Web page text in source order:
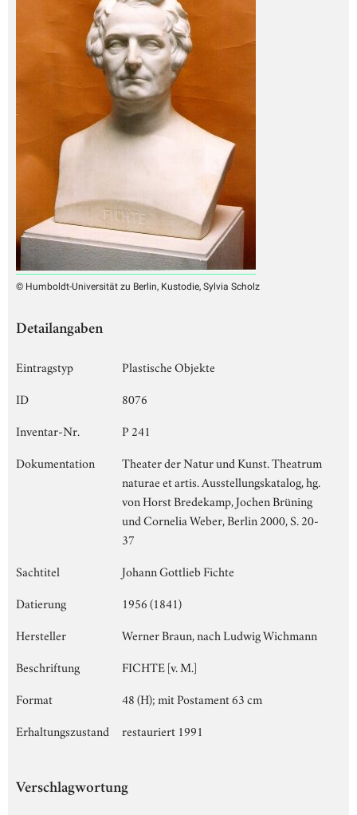
© Humboldt-Universität zu Berlin, Kustodie, Sylvia Scholz
Detailangaben
Eintragstyp
Plastische Objekte
ID
8076
Inventar-Nr.
P 241
Dokumentation
Theater der Natur und Kunst. Theatrum
naturae et artis. Ausstellungskatalog, hg.
von Horst Bredekamp, Jochen Brüning
und Cornelia Weber, Berlin 2000, S. 20-
37
Sachtitel
Johann Gottlieb Fichte
Datierung
1956 (1841)
Hersteller
Werner Braun, nach Ludwig Wichmann
Beschriftung
FICHTE [v. M.]
Format
48 (H); mit Postament 63 cm
Erhaltungszustand
restauriert 1991
Verschlagwortung